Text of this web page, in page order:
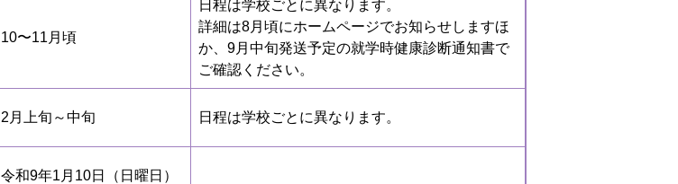
10〜11月頃
日程は学校ごとに異なります。
詳細は8月頃にホームページでお知らせしますほ
か、9月中旬発送予定の就学時健康診断通知書で
ご確認ください。
2月上旬～中旬 日程は学校ごとに異なります。
令和9年1月10日（日曜日）